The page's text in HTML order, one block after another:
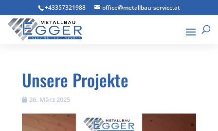
+43357321988 office@metallbau-service.at
Unsere Projekte
26. März 2025